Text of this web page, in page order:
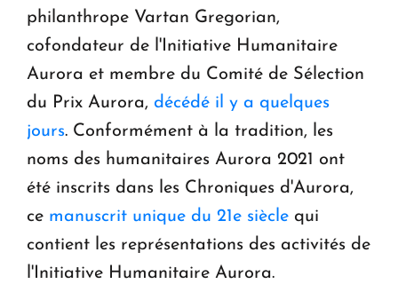
philanthrope Vartan Gregorian,
cofondateur de l'Initiative Humanitaire
Aurora et membre du Comité de Sélection
du Prix Aurora, décédé il y a quelques
jours. Conformément à la tradition, les
noms des humanitaires Aurora 2021 ont
été inscrits dans les Chroniques d'Aurora,
ce manuscrit unique du 21e siècle qui
contient les représentations des activités de
l'Initiative Humanitaire Aurora.